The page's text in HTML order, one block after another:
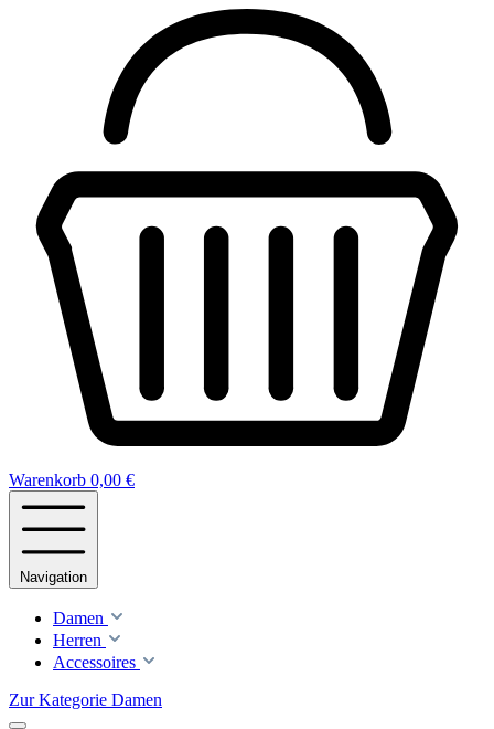
Warenkorb 0,00 €
Navigation
Damen
Herren
Accessoires
Zur Kategorie Damen